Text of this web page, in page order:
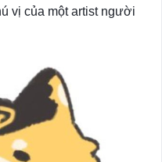
vị của một artist người